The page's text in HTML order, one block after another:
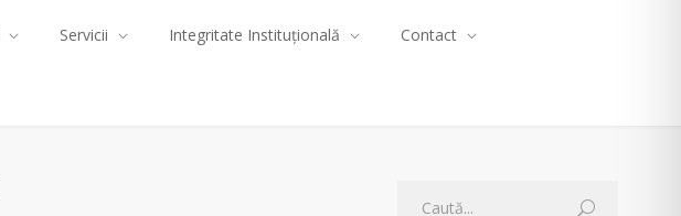
Servicii Integritate Instituțională Contact